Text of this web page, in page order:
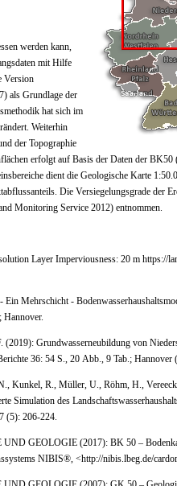
werden kann,
mit Hilfe
Version
als Grundlage der
hat sich im
Weiterhin
der Topographie
erfolgt auf Basis der Daten der
dient die Geologische Karte
Die Versiegelungsgrade der
Monitoring Service 2012) entnommen.
Layer Imperviousness: 20 m https://
Mehrschicht -
Hannover.
Grundwasserneubildung von
36: 54 S., 20 Abb., 9 Tab.; Hannover
Kunkel, R., Müller, U., Röhm, H.,
Simulation des
(5): 206-224.
GEOLOGIE (2017): BK 50 –
NIBIS®, <http://nibis.lbeg.de/